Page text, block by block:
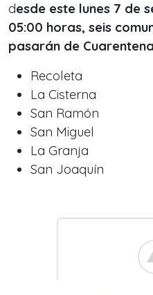
desde este lunes 7 de
05:00 horas, seis
pasarán de
Recoleta
La Cisterna
San Ramón
San Miguel
La Granja
San Joaquín